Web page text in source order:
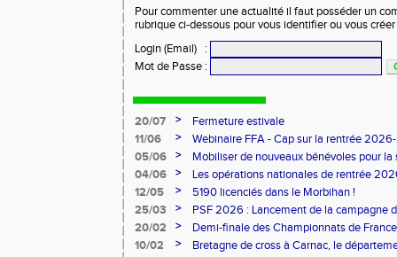
Pour commenter une actualité il faut posséder un
rubrique ci-dessous pour vous identifier ou vous
Login (Email)
:
Mot de Passe :
20/07 >
Fermeture estivale
11/06
>
Webinaire FFA - Cap sur la rentrée
05/06
>
Mobiliser de nouveaux bénévoles pour
04/06
>
Les opérations nationales de rentrée
12/05
>
5190 licenciés dans le Morbihan !
25/03
>
PSF 2026 : Lancement de la campagne
20/02
>
Demi-finale des Championnats de
10/02
>
Bretagne de cross à Carnac, le